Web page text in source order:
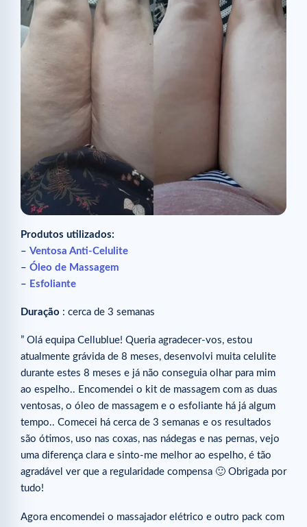
Produtos utilizados:
– Ventosa Anti-Celulite
– Óleo de Massagem
– Esfoliante
Duração : cerca de 3 semanas
” Olá equipa Cellublue! Queria agradecer-vos, estou
atualmente grávida de 8 meses, desenvolvi muita celulite
durante estes 8 meses e já não conseguia olhar para mim
ao espelho.. Encomendei o kit de massagem com as duas
ventosas, o óleo de massagem e o esfoliante há já algum
tempo.. Comecei há cerca de 3 semanas e os resultados
são ótimos, uso nas coxas, nas nádegas e nas pernas, vejo
uma diferença clara e sinto-me melhor ao espelho, é tão
agradável ver que a regularidade compensa 🙂 Obrigada por
tudo!
Agora encomendei o massajador elétrico e outro pack com